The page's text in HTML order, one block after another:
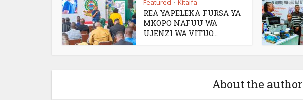
Featured • Kitaifa
REA YAPELEKA FURSA YA
MKOPO NAFUU WA
UJENZI WA VITUO...
About the author